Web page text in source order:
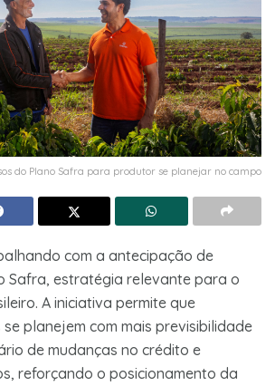
do Plano Safra para produtor se planejar no campo
com a antecipação de
Safra, estratégia relevante para o
A iniciativa permite que
planejem com mais previsibilidade
de mudanças no crédito e
reforçando o posicionamento da